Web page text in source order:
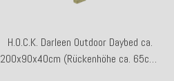
H.O.C.K. Darleen Outdoor Daybed ca.
200x90x40cm (Rückenhöhe ca. 65cm)